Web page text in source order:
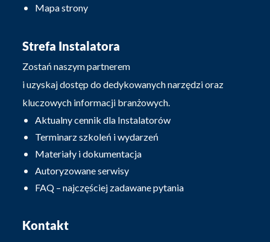
Mapa strony
Strefa Instalatora
Zostań naszym partnerem
i uzyskaj dostęp do dedykowanych narzędzi oraz
kluczowych informacji branżowych.
Aktualny cennik dla Instalatorów
Terminarz szkoleń i wydarzeń
Materiały i dokumentacja
Autoryzowane serwisy
FAQ – najczęściej zadawane pytania
Kontakt